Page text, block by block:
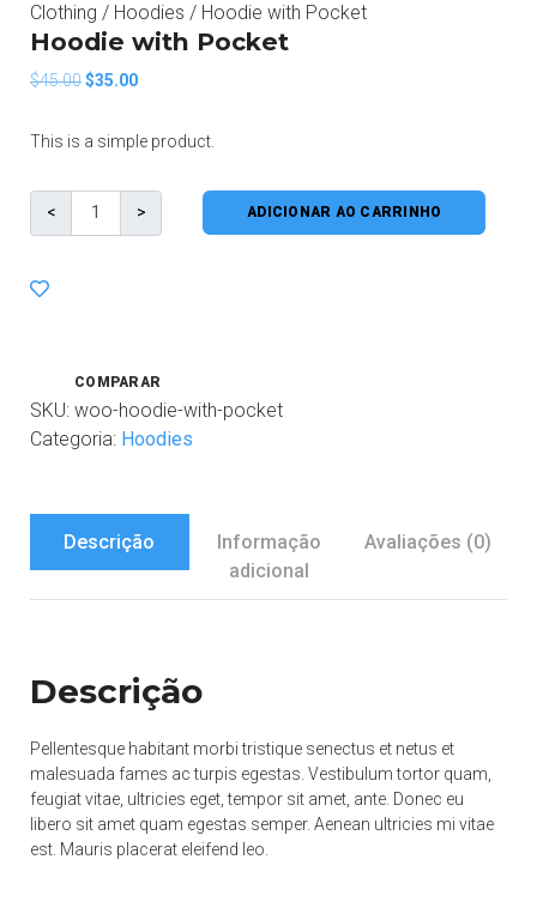
Clothing / Hoodies / Hoodie with Pocket
Hoodie with Pocket
$45.00$35.00
This is a simple product.
ADICIONAR AO CARRINHO
COMPARAR
SKU: woo-hoodie-with-pocket
Categoria: Hoodies
Descrição
Informação
adicional
Avaliações (0)
Descrição
Pellentesque habitant morbi tristique senectus et netus et
malesuada fames ac turpis egestas. Vestibulum tortor quam,
feugiat vitae, ultricies eget, tempor sit amet, ante. Donec eu
libero sit amet quam egestas semper. Aenean ultricies mi vitae
est. Mauris placerat eleifend leo.